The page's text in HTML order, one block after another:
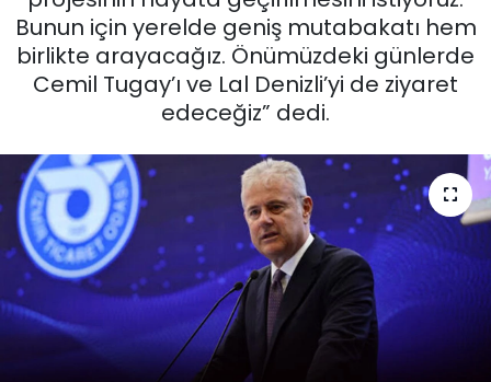
Bunun için yerelde geniş mutabakatı hem
birlikte arayacağız. Önümüzdeki günlerde
Cemil Tugay’ı ve Lal Denizli’yi de ziyaret
edeceğiz” dedi.
MAGAZİN
POLİTİKA
Siyaset
SPOR
TEKNOLOJİ
Yaşam